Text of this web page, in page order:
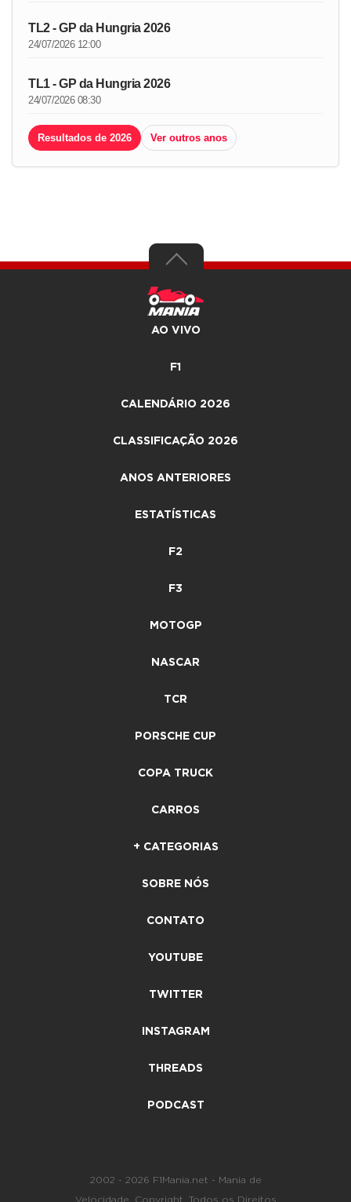
TL2 - GP da Hungria 2026
24/07/2026 12:00
TL1 - GP da Hungria 2026
24/07/2026 08:30
Resultados de 2026 Ver outros anos
AO VIVO
F1
CALENDÁRIO 2026
CLASSIFICAÇÃO 2026
ANOS ANTERIORES
ESTATÍSTICAS
F2
F3
MOTOGP
NASCAR
TCR
PORSCHE CUP
COPA TRUCK
CARROS
+ CATEGORIAS
SOBRE NÓS
CONTATO
YOUTUBE
TWITTER
INSTAGRAM
THREADS
PODCAST
2002 - 2026 F1Mania.net - Mania de
Velocidade. Copyright. Todos os Direitos